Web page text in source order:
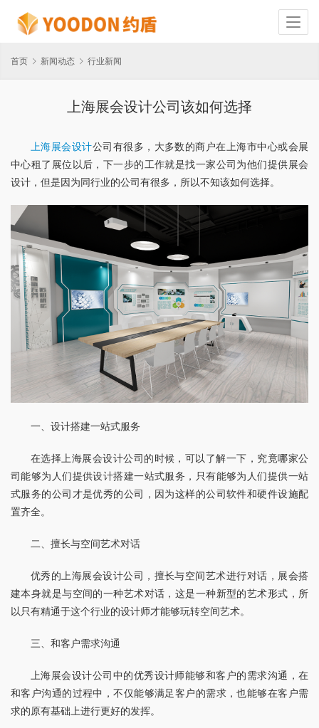
首页 新闻动态 行业新闻
上海展会设计公司该如何选择
上海展会设计公司有很多，大多数的商户在上海市中心或会展
中心租了展位以后，下一步的工作就是找一家公司为他们提供展会
设计，但是因为同行业的公司有很多，所以不知该如何选择。
一、设计搭建一站式服务
在选择上海展会设计公司的时候，可以了解一下，究竟哪家公
司能够为人们提供设计搭建一站式服务，只有能够为人们提供一站
式服务的公司才是优秀的公司，因为这样的公司软件和硬件设施配
置齐全。
二、擅长与空间艺术对话
优秀的上海展会设计公司，擅长与空间艺术进行对话，展会搭
建本身就是与空间的一种艺术对话，这是一种新型的艺术形式，所
以只有精通于这个行业的设计师才能够玩转空间艺术。
三、和客户需求沟通
上海展会设计公司中的优秀设计师能够和客户的需求沟通，在
和客户沟通的过程中，不仅能够满足客户的需求，也能够在客户需
求的原有基础上进行更好的发挥。